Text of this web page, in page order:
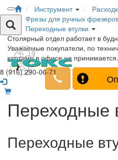
8 (916) 290-06-71
Инструмент
Фрезы для ручных
Переходные втулки
Столярный отдел работает в
Уважаемые покупатели, по
картами в офисе не принимается.
Переходные
Переходные